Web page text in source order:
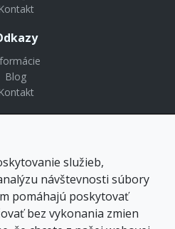
Kontakt
Blog
Kontakt
29, Bratislava 81109
279 17, 529 328 68-9
36179825
služieb,
návštevnosti súbory
pomáhajú poskytovať
bez vykonania zmien